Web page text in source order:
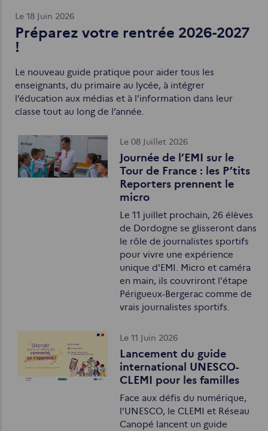
Le 18 Juin 2026
Préparez votre rentrée 2026-2027
!
Le nouveau guide pratique pour aider tous les
enseignants, du primaire au lycée, à intégrer
l’éducation aux médias et à l’information dans leur
classe tout au long de l’année.
Le 08 Juillet 2026
Journée de l’EMI sur le
Tour de France : les P’tits
Reporters prennent le
micro
Le 11 juillet prochain, 26 élèves
de Dordogne se glisseront dans
le rôle de journalistes sportifs
pour vivre une expérience
unique d'EMI. Micro et caméra
en main, ils couvriront l'étape
Périgueux-Bergerac comme de
vrais journalistes sportifs.
Le 11 Juin 2026
Lancement du guide
international UNESCO-
CLEMI pour les familles
Face aux défis du numérique,
l’UNESCO, le CLEMI et Réseau
Canopé lancent un guide